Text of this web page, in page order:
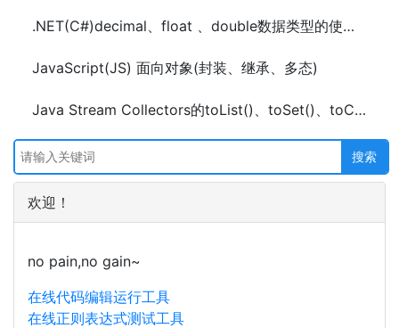
.NET(C#)decimal、float 、double数据类型的使用及区别
JavaScript(JS) 面向对象(封装、继承、多态)
Java Stream Collectors的toList()、toSet()、toCollection()和toMap()的使用
欢迎！
no pain,no gain~
在线代码编辑运行工具
在线正则表达式测试工具